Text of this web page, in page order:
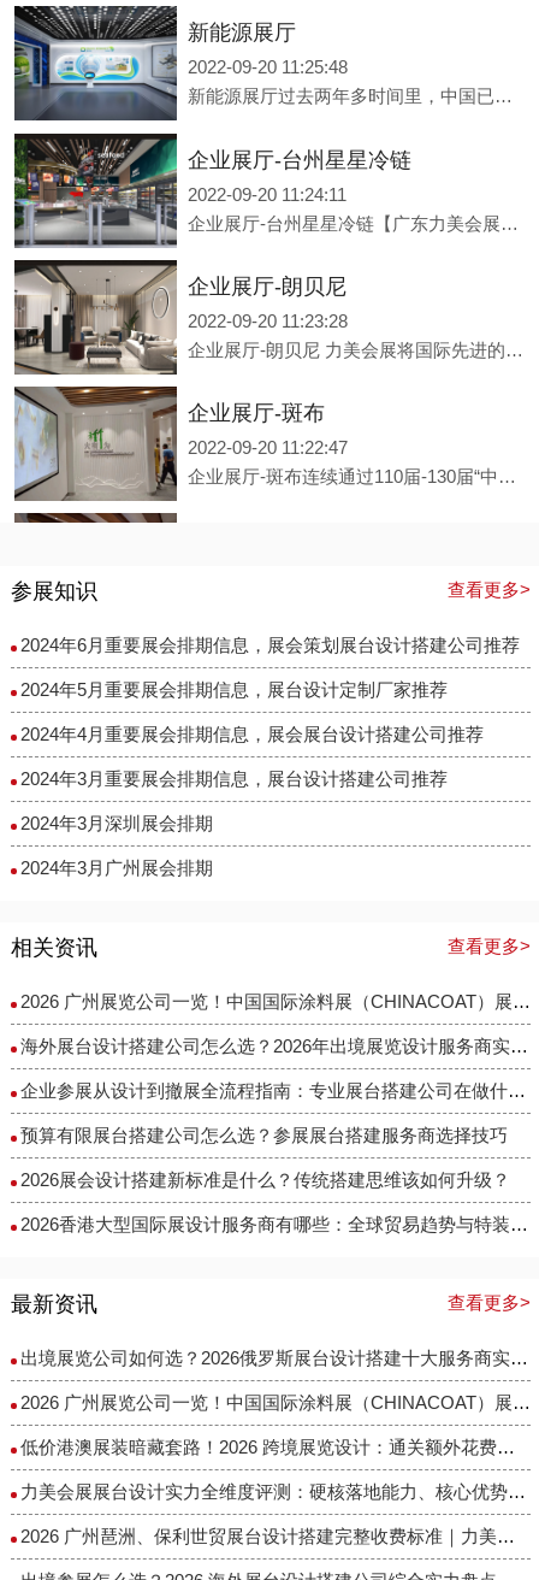
新能源展厅
2022-09-20 11:25:48
新能源展厅过去两年多时间里，中国已经建成了全球领先的5G网络，5G用户快速发展，流量快速提升，在5G扬帆计划的引领下，5G正加速融入千行百业，行业应用百舸争流、千帆竞发。 5G被誉为“数字经济新引擎”，既是人工智能、物联网、云计算、区块链、视频社交等新技术新产业的基础，也将为“中国制造2025”和“工业4.0”提供关键支撑。
企业展厅-台州星星冷链
2022-09-20 11:24:11
企业展厅-台州星星冷链【广东力美会展科技】： 展览成列工程设计与施工一体化“一级资质” 通过ISO9001质量、SO14001环境、ISO45001职业健康安全管理体系认证 通过企业信用评价AAA级信用企业 连续多届中国进博会特装服务单位 连续通过110届-130届“中国广交会”指定服务供应商认证
企业展厅-朗贝尼
2022-09-20 11:23:28
企业展厅-朗贝尼 力美会展将国际先进的多媒体创意互动科技与硬件设备应用于创意展示，以数字化技术营造智慧空间里的交互体验与生动感知，以定制化设计为核心，赋能企业品牌及产业建设，打造展示、体验、产业、运营四大版块，全新定义企业文化展示平台及政府形象宣传窗口。
企业展厅-斑布
2022-09-20 11:22:47
企业展厅-斑布连续通过110届-130届“中国广交会”指定服务供应商认证 2019年首届“中国一非洲经贸博览会”服务供应商 连续通过“中国家博会”(上海+广州) 特装资质认证 中国展览馆协会会员单位 广州市会展产业商会会员单位
企业展厅-CDN西顿照明力美会展将国际先进的多媒体创意互动科技与硬件设备应用于创意展示，以数字化技术营造智慧空间里的交互体验与生动感知，以定制化设计为核心，赋能企业品牌及产业建设，打造展示、体验、产业、运营四大版块，全新定义企业文化展示平台及政府形象宣传窗口。
科普生态展厅
2022-09-20 11:21:24
科普生态展厅
东江环保展厅
2022-09-20 11:20:39
智慧航天科技展厅
2022-09-20 11:18:04
智慧航天科技展厅
江苏医药科技数字展厅
2022-09-20 11:17:24
江苏医药科技数字展厅
城市产业规划多媒体展馆设计
城市产业规划多媒体展馆设计
5G数字科技展厅
2022-09-20 11:14:07
5G数字科技展厅装修设计效果图
字节跳动-活动装饰
参展知识 查看更多>
2024年6月重要展会排期信息，展会策划展台设计搭建公司推荐
2024年5月重要展会排期信息，展台设计定制厂家推荐
2024年4月重要展会排期信息，展会展台设计搭建公司推荐
2024年3月重要展会排期信息，展台设计搭建公司推荐
2024年3月深圳展会排期
2024年3月广州展会排期
相关资讯 查看更多>
2026 广州展览公司一览！中国国际涂料展（CHINACOAT）展台设计搭建服务商推荐
海外展台设计搭建公司怎么选？2026年出境展览设计服务商实力全解析
企业参展从设计到撤展全流程指南：专业展台搭建公司在做什么？
预算有限展台搭建公司怎么选？参展展台搭建服务商选择技巧
2026展会设计搭建新标准是什么？传统搭建思维该如何升级？
2026香港大型国际展设计服务商有哪些：全球贸易趋势与特装企业访谈
最新资讯 查看更多>
出境展览公司如何选？2026俄罗斯展台设计搭建十大服务商实力盘点
2026 广州展览公司一览！中国国际涂料展（CHINACOAT）展台设计搭建服务商推荐
低价港澳展装暗藏套路！2026 跨境展览设计：通关额外花费避雷指南
力美会展展台设计实力全维度评测：硬核落地能力、核心优势与适配场景解析
2026 广州琶洲、保利世贸展台设计搭建完整收费标准｜力美会展分级包干报价，全程无隐形增项